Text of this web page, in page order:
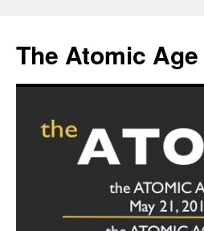
content
The Atomic Age